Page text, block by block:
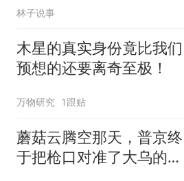
林子说事
木星的真实身份竟比我们
预想的还要离奇至极！
万物研究 1跟贴
蘑菇云腾空那天，普京终
于把枪口对准了大乌的军